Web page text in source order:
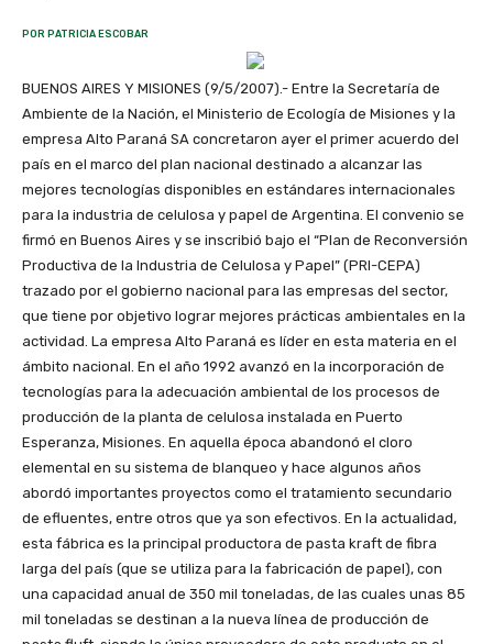
POR PATRICIA ESCOBAR
BUENOS AIRES Y MISIONES (9/5/2007).- Entre la Secretaría de
Ambiente de la Nación, el Ministerio de Ecología de Misiones y la
empresa Alto Paraná SA concretaron ayer el primer acuerdo del
país en el marco del plan nacional destinado a alcanzar las
mejores tecnologías disponibles en estándares internacionales
para la industria de celulosa y papel de Argentina. El convenio se
firmó en Buenos Aires y se inscribió bajo el “Plan de Reconversión
Productiva de la Industria de Celulosa y Papel” (PRI-CEPA)
trazado por el gobierno nacional para las empresas del sector,
que tiene por objetivo lograr mejores prácticas ambientales en la
actividad. La empresa Alto Paraná es líder en esta materia en el
ámbito nacional. En el año 1992 avanzó en la incorporación de
tecnologías para la adecuación ambiental de los procesos de
producción de la planta de celulosa instalada en Puerto
Esperanza, Misiones. En aquella época abandonó el cloro
elemental en su sistema de blanqueo y hace algunos años
abordó importantes proyectos como el tratamiento secundario
de efluentes, entre otros que ya son efectivos. En la actualidad,
esta fábrica es la principal productora de pasta kraft de fibra
larga del país (que se utiliza para la fabricación de papel), con
una capacidad anual de 350 mil toneladas, de las cuales unas 85
mil toneladas se destinan a la nueva línea de producción de